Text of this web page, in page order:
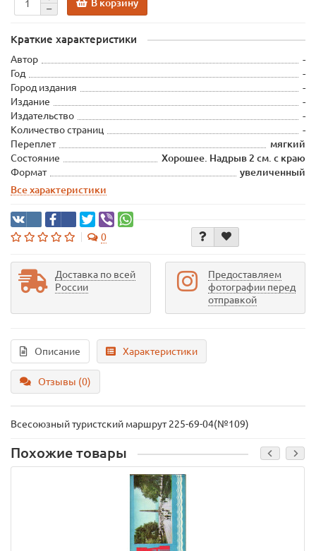
В корзину
Краткие характеристики
Автор
-
Год
-
Город издания
-
Издание
-
Издательство
-
Количество страниц
-
Переплет
мягкий
Состояние
Хорошее. Надрыв 2 см. с краю
Формат
увеличенный
Все характеристики
0
Доставка по всей
России
Предоставляем
фотографии перед
отправкой
Описание Характеристики
Отзывы (0)
Всесоюзный туристский маршрут 225-69-04(№109)
Похожие товары